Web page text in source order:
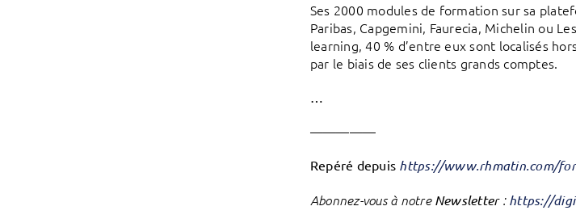
Ses 2000 modules de formation sur sa
Paribas, Capgemini, Faurecia, Michelin ou
learning, 40 % d’entre eux sont localisés
par le biais de ses clients grands comptes.
…
—————
Repéré depuis https://www.rhmatin.com/
Abonnez-vous à notre Newsletter: https://